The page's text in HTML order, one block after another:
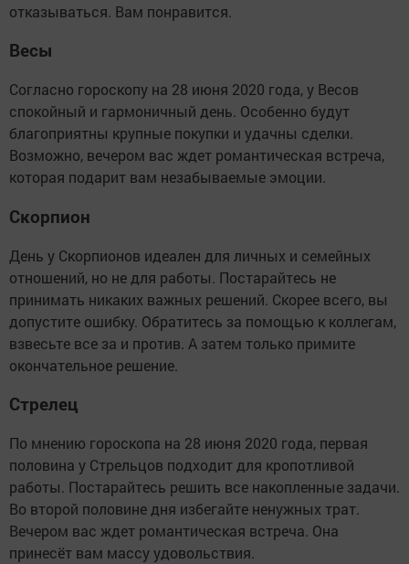
отказываться. Вам понравится.
Весы
Согласно гороскопу на 28 июня 2020 года, у Весов
спокойный и гармоничный день. Особенно будут
благоприятны крупные покупки и удачны сделки.
Возможно, вечером вас ждет романтическая встреча,
которая подарит вам незабываемые эмоции.
Скорпион
День у Скорпионов идеален для личных и семейных
отношений, но не для работы. Постарайтесь не
принимать никаких важных решений. Скорее всего, вы
допустите ошибку. Обратитесь за помощью к коллегам,
взвесьте все за и против. А затем только примите
окончательное решение.
Стрелец
По мнению гороскопа на 28 июня 2020 года, первая
половина у Стрельцов подходит для кропотливой
работы. Постарайтесь решить все накопленные задачи.
Во второй половине дня избегайте ненужных трат.
Вечером вас ждет романтическая встреча. Она
принесёт вам массу удовольствия.